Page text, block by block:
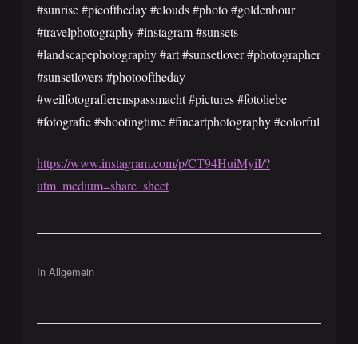
#sunrise #picoftheday #clouds #photo #goldenhour
#travelphotography #instagram #sunsets
#landscapephotography #art #sunsetlover #photographer
#sunsetlovers #photooftheday
#weilfotografierenspassmacht #pictures #fotoliebe
#fotografie #shootingtime #fineartphotography #colorful
https://www.instagram.com/p/CT94HuiMyiI/?
utm_medium=share_sheet
In Allgemein